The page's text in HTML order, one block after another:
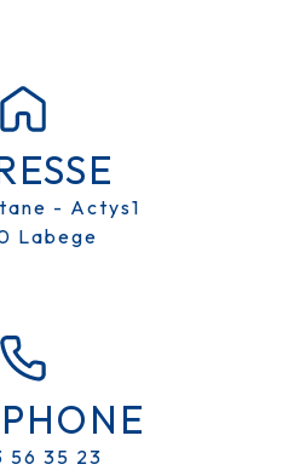
- Actys1
Labege
56 35 23